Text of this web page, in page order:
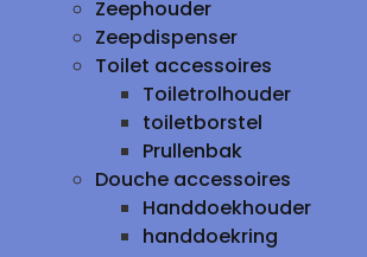
Zeephouder
Zeepdispenser
Toilet accessoires
Toiletrolhouder
toiletborstel
Prullenbak
Douche accessoires
Handdoekhouder
handdoekring